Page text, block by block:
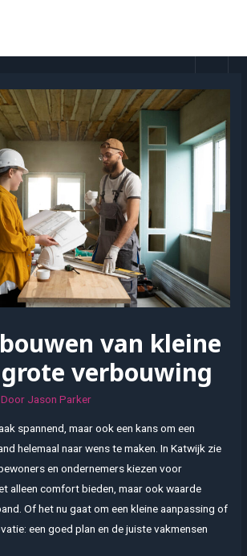
van kleine
verbouwing
Jason Parker
spannend, maar ook een kans om een
helemaal naar wens te maken. In Katwijk zie
en ondernemers kiezen voor
alleen comfort bieden, maar ook waarde
Of het nu gaat om een kleine aanpassing of
een goed plan en de juiste vakmensen